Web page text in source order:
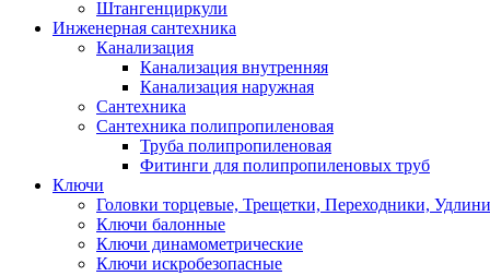
Штангенциркули
Инженерная сантехника
Канализация
Канализация внутренняя
Канализация наружная
Сантехника
Сантехника полипропиленовая
Труба полипропиленовая
Фитинги для полипропиленовых труб
Ключи
Головки торцевые, Трещетки, Переходники,
Ключи балонные
Ключи динамометрические
Ключи искробезопасные